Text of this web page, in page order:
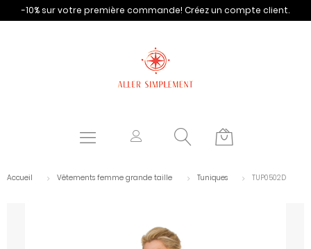
-10% sur votre première commande! Créez un compte client.
Accueil Vêtements femme grande taille Tuniques TUP0502D